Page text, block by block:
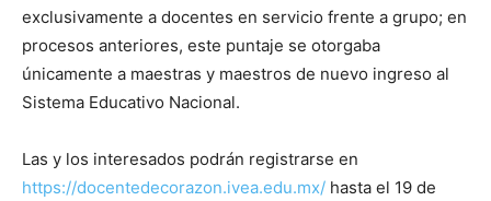
exclusivamente a docentes en servicio frente a grupo; en
procesos anteriores, este puntaje se otorgaba
únicamente a maestras y maestros de nuevo ingreso al
Sistema Educativo Nacional.
Las y los interesados podrán registrarse en
https://docentedecorazon.ivea.edu.mx/ hasta el 19 de